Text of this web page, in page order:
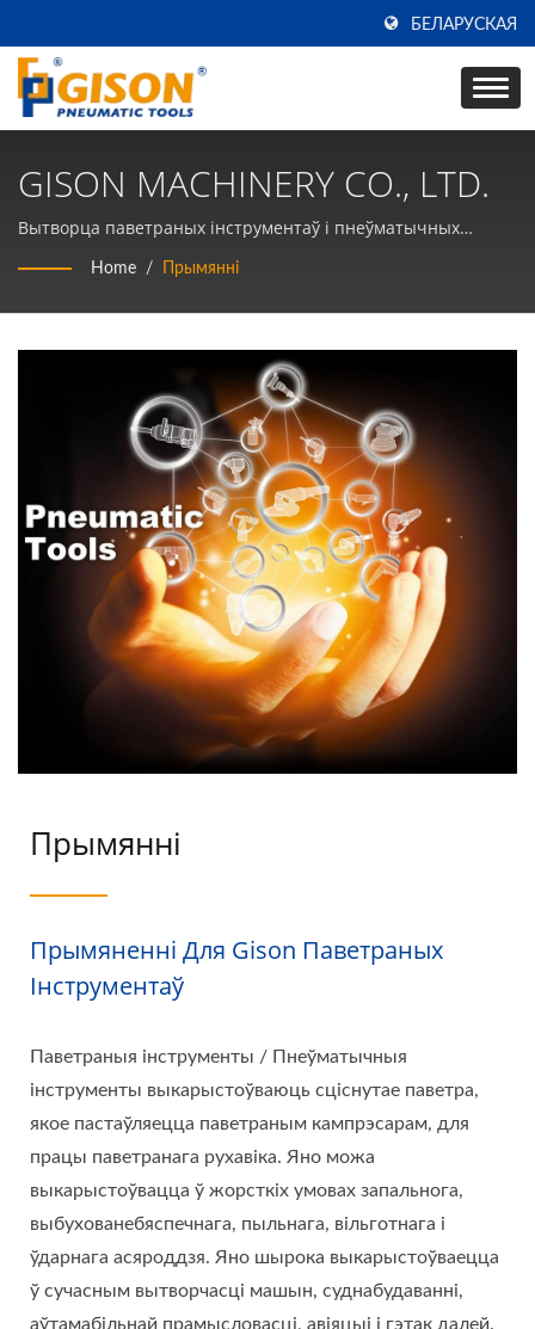
БЕЛАРУСКАЯ
GISON MACHINERY CO., LTD.
Вытворца паветраных інструментаў і пнеўматычных
ручных інструментаў на працягу 50 гадоў у ТАЙВАНІ |
Home / Прымянні
Прымянні
Прымяненні Для Gison Паветраных
Інструментаў
Паветраныя інструменты / Пнеўматычныя
інструменты выкарыстоўваюць сціснутае паветра,
якое пастаўляецца паветраным кампрэсарам, для
працы паветранага рухавіка. Яно можа
выкарыстоўвацца ў жорсткіх умовах запальнога,
выбухованебяспечнага, пыльнага, вільготнага і
ўдарнага асяроддзя. Яно шырока выкарыстоўваецца
ў сучасным вытворчасці машын, суднабудаванні,
аўтамабільнай прамысловасці, авіяцыі і гэтак далей.